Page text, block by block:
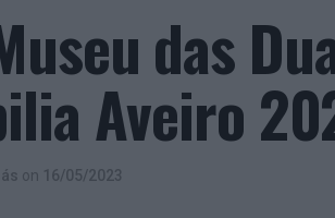
das
Aveiro
on 16/05/2023